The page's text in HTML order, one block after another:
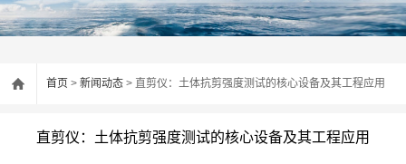
首页 > 新闻动态 > 直剪仪：土体抗剪强度测试的核心设备及其工程应用
直剪仪：土体抗剪强度测试的核心设备及其工程应用